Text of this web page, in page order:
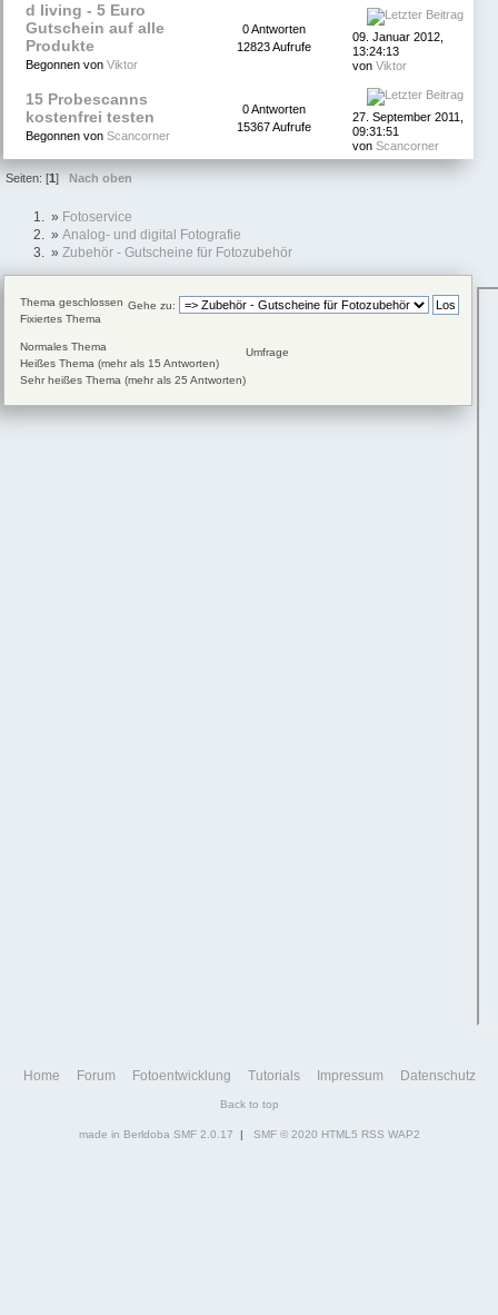
d living - 5 Euro
Gutschein auf alle
Produkte
Begonnen von Viktor
0 Antworten
12823 Aufrufe
09. Januar 2012,
13:24:13
von Viktor
15 Probescanns
kostenfrei testen
Begonnen von Scancorner
0 Antworten
15367 Aufrufe
27. September 2011,
09:31:51
von Scancorner
Seiten: [1] Nach oben
» Fotoservice
» Analog- und digital Fotografie
» Zubehör - Gutscheine für Fotozubehör
Gehe zu:
Normales Thema
Heißes Thema (mehr als 15 Antworten)
Sehr heißes Thema (mehr als 25 Antworten)
Thema geschlossen
Fixiertes Thema
Umfrage
Home Forum Fotoentwicklung Tutorials Impressum Datenschutz
Back to top
made in Berldoba SMF 2.0.17 | SMF © 2020 HTML5 RSS WAP2